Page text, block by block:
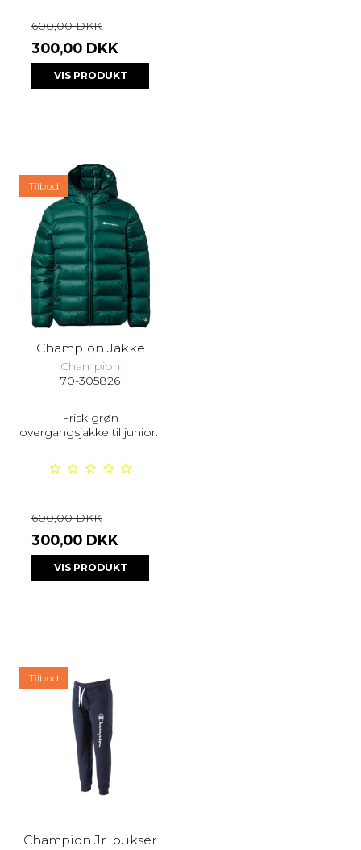
600,00 DKK
300,00 DKK
VIS PRODUKT
Tilbud
Champion Jakke
Champion
70-305826
Frisk grøn
overgangsjakke til junior.
600,00 DKK
300,00 DKK
VIS PRODUKT
Tilbud
Champion Jr. bukser